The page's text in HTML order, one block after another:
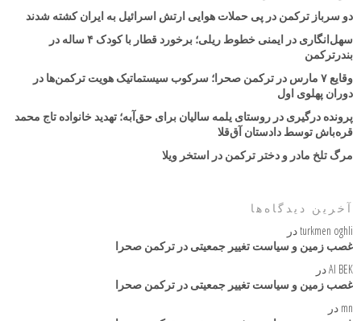
دو سرباز ترکمن در پی حملات هوایی ارتش اسرائیل به ایران کشته شدند
سهل‌انگاری در ایمنی خطوط ریلی؛ برخورد قطار با کودک ۴ ساله در
بندرترکمن
وقایع ۷ مارس در ترکمن صحرا؛ سرکوب سیستماتیک هویت ترکمن‌ها در
دوران پهلوی اول
پرونده درگیری در روستای یلمه سالیان برای حق‌آبه؛ تهدید خانواده تاج محمد
قره‌باش توسط دادستان آق‌قلا
مرگ تلخ مادر و دختر ترکمن در استخر ویلا
آخرین دیدگاه‌ها
turkmen oghliدر
غصب زمین و سیاست تغییر جمعیتی در ترکمن صحرا
AI BEKدر
غصب زمین و سیاست تغییر جمعیتی در ترکمن صحرا
mn در